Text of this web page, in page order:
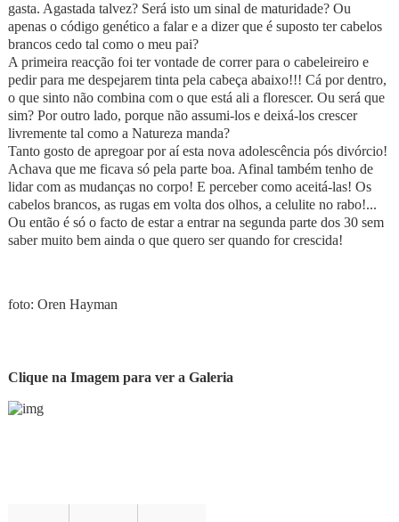
gasta. Agastada talvez? Será isto um sinal de maturidade? Ou
apenas o código genético a falar e a dizer que é suposto ter cabelos
brancos cedo tal como o meu pai?
A primeira reacção foi ter vontade de correr para o cabeleireiro e
pedir para me despejarem tinta pela cabeça abaixo!!! Cá por dentro,
o que sinto não combina com o que está ali a florescer. Ou será que
sim? Por outro lado, porque não assumi-los e deixá-los crescer
livremente tal como a Natureza manda?
Tanto gosto de apregoar por aí esta nova adolescência pós divórcio!
Achava que me ficava só pela parte boa. Afinal também tenho de
lidar com as mudanças no corpo! E perceber como aceitá-las! Os
cabelos brancos, as rugas em volta dos olhos, a celulite no rabo!...
Ou então é só o facto de estar a entrar na segunda parte dos 30 sem
saber muito bem ainda o que quero ser quando for crescida!
foto: Oren Hayman
Clique na Imagem para ver a Galeria